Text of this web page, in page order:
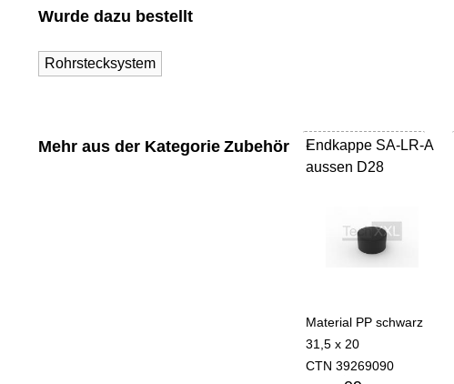
Wurde dazu bestellt
Rohrstecksystem
Mehr aus der Kategorie Zubehör
Endkappe SA-LR-A
aussen D28
-
Material PP schwarz
31,5 x 20
CTN 39269090